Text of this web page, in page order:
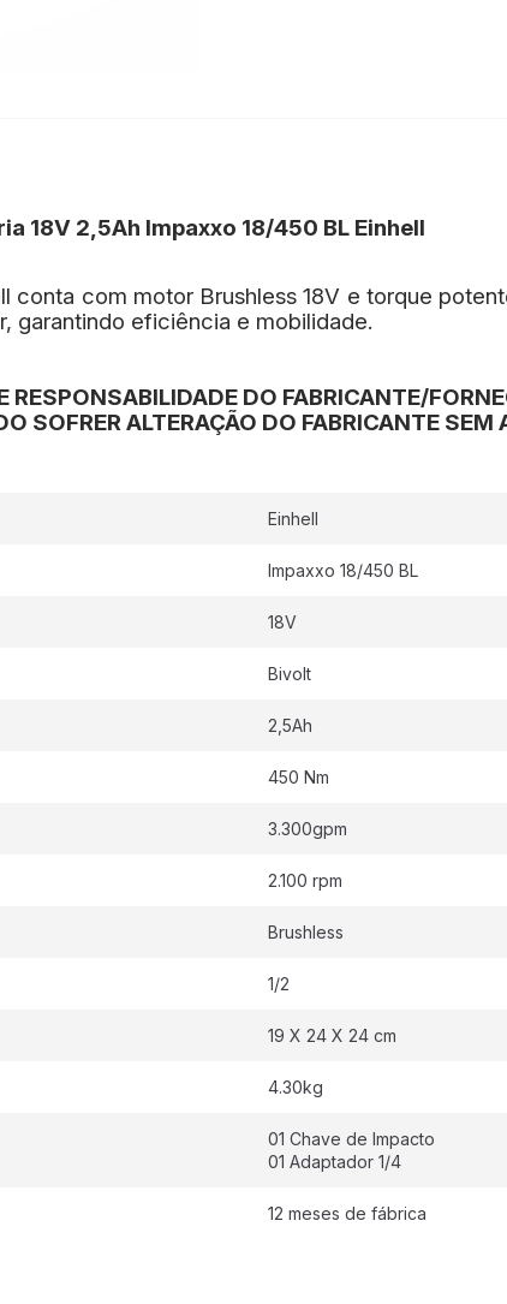
18V 2,5Ah Impaxxo 18/450 BL Einhell
com motor Brushless 18V e torque
garantindo eficiência e mobilidade.
DO FABRICANTE/
SOFRER ALTERAÇÃO DO FABRICANTE SEM
Einhell
Impaxxo 18/450 BL
18V
Bivolt
2,5Ah
450 Nm
3.300gpm
2.100 rpm
Brushless
1/2
19 X 24 X 24 cm
4.30kg
01 Chave de Impacto
01 Adaptador 1/4
12 meses de fábrica